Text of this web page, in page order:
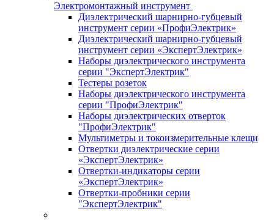
Электромонтажный инструмент
Диэлектрический шарнирно-губцевый
инструмент серии «ПрофиЭлектрик»
Диэлектрический шарнирно-губцевый
инструмент серии «ЭкспертЭлектрик»
Наборы диэлектрического инструмента
серии "ЭкспертЭлектрик"
Тестеры розеток
Наборы диэлектрического инструмента
серии "ПрофиЭлектрик"
Наборы диэлектрических отверток
"ПрофиЭлектрик"
Мультиметры и токоизмерительные клещи
Отвертки диэлектрические серии
«ЭкспертЭлектрик»
Отвертки-индикаторы серии
«ЭкспертЭлектрик»
Отвертки-пробники серии
"ЭкспертЭлектрик"